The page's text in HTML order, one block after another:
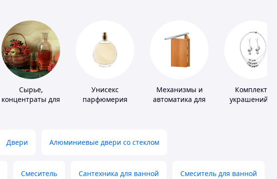
Сырье,
концентраты для
Унисекс
парфюмерия
Механизмы и
автоматика для
Комплекты
украшений
Двери Алюминиевые двери со стеклом
Смеситель Сантехника для ванной Смеситель для ванной